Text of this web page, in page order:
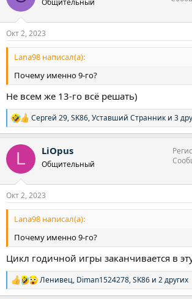
и
Окт 2, 2023
Lana98 написал(а):
Почему именно 9-го?
Не всем же 13-го всё решать)
Р
е
к
и
Сергей 29,SK86,Уставший Странник и 3
L LiOpus
Общительный
Окт 2, 2023
Lana98 написал(а):
Почему именно 9-го?
Цикл годичной игры заканчивается в
Р
е
Ленивец, Diman1524278,SK86 и 2 других